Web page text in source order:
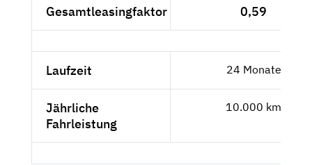
Gesamtleasingfaktor 0,59
Laufzeit 24 Monate
Jährliche
Fahrleistung
10.000 km